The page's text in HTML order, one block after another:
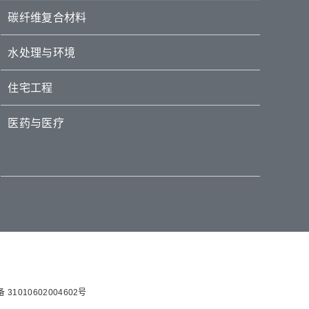
碳纤维复合材料
水处理与环境
住宅工程
医药与医疗
31010602004602号